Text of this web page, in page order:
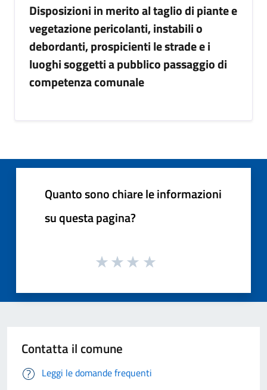
Disposizioni in merito al taglio di piante e
vegetazione pericolanti, instabili o
debordanti, prospicienti le strade e i
luoghi soggetti a pubblico passaggio di
competenza comunale
Quanto sono chiare le informazioni
su questa pagina?
Contatta il comune
Leggi le domande frequenti